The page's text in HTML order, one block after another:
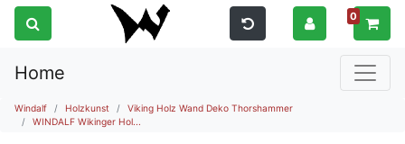
0
Home
Windalf Holzkunst
Viking Holz Wand Deko Thorshammer
WINDALF Wikinger Hol...